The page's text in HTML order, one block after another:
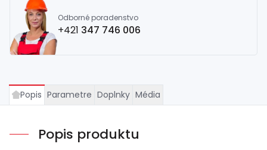
Odborné poradenstvo
+421 347 746 006
Popis Parametre Doplnky Média
Popis produktu